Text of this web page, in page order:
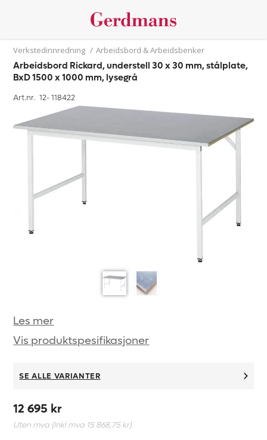
Verkstedinnredning / Arbeidsbord & Arbeidsbenker
Arbeidsbord Rickard, understell 30 x 30 mm, stålplate,
BxD 1500 x 1000 mm, lysegrå
Art.nr. 12-118422
Les mer
Vis produktspesifikasjoner
SE ALLE VARIANTER
12 695 kr
Uten mva (Inkl mva 15 868,75 kr)